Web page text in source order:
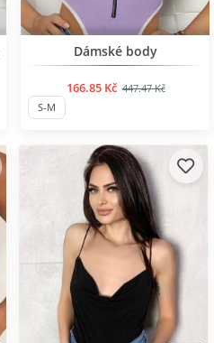
BESTSELLER
Dámské body
166.85 Kč 447.47 Kč
S-M